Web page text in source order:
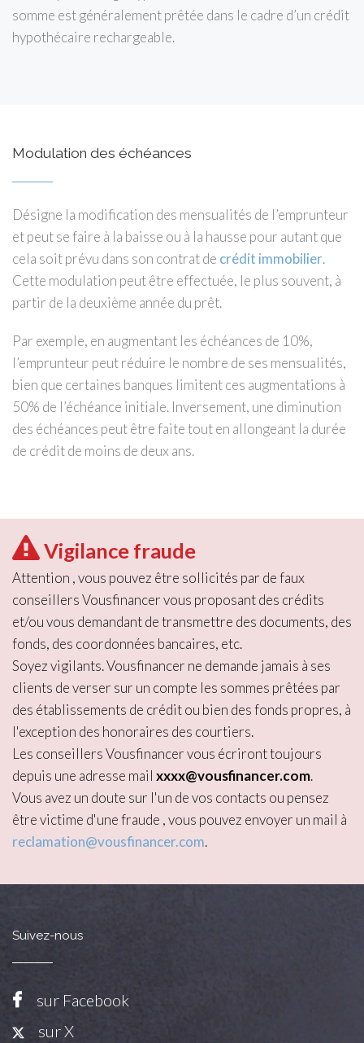
somme est généralement prêtée dans le cadre d’un crédit
hypothécaire rechargeable.
Modulation des échéances
Désigne la modification des mensualités de l’emprunteur
et peut se faire à la baisse ou à la hausse pour autant que
cela soit prévu dans son contrat de crédit immobilier.
Cette modulation peut être effectuée, le plus souvent, à
partir de la deuxième année du prêt.
Par exemple, en augmentant les échéances de 10%,
l’emprunteur peut réduire le nombre de ses mensualités,
bien que certaines banques limitent ces augmentations à
50% de l’échéance initiale. Inversement, une diminution
des échéances peut être faite tout en allongeant la durée
de crédit de moins de deux ans.
Vigilance fraude
Attention , vous pouvez être sollicités par de faux
conseillers Vousfinancer vous proposant des crédits
et/ou vous demandant de transmettre des documents, des
fonds, des coordonnées bancaires, etc.
Soyez vigilants. Vousfinancer ne demande jamais à ses
clients de verser sur un compte les sommes prêtées par
des établissements de crédit ou bien des fonds propres, à
l'exception des honoraires des courtiers.
Les conseillers Vousfinancer vous écriront toujours
depuis une adresse mail xxxx@vousfinancer.com.
Vous avez un doute sur l'un de vos contacts ou pensez
être victime d'une fraude , vous pouvez envoyer un mail à
reclamation@vousfinancer.com.
Suivez-nous
sur Facebook
sur X